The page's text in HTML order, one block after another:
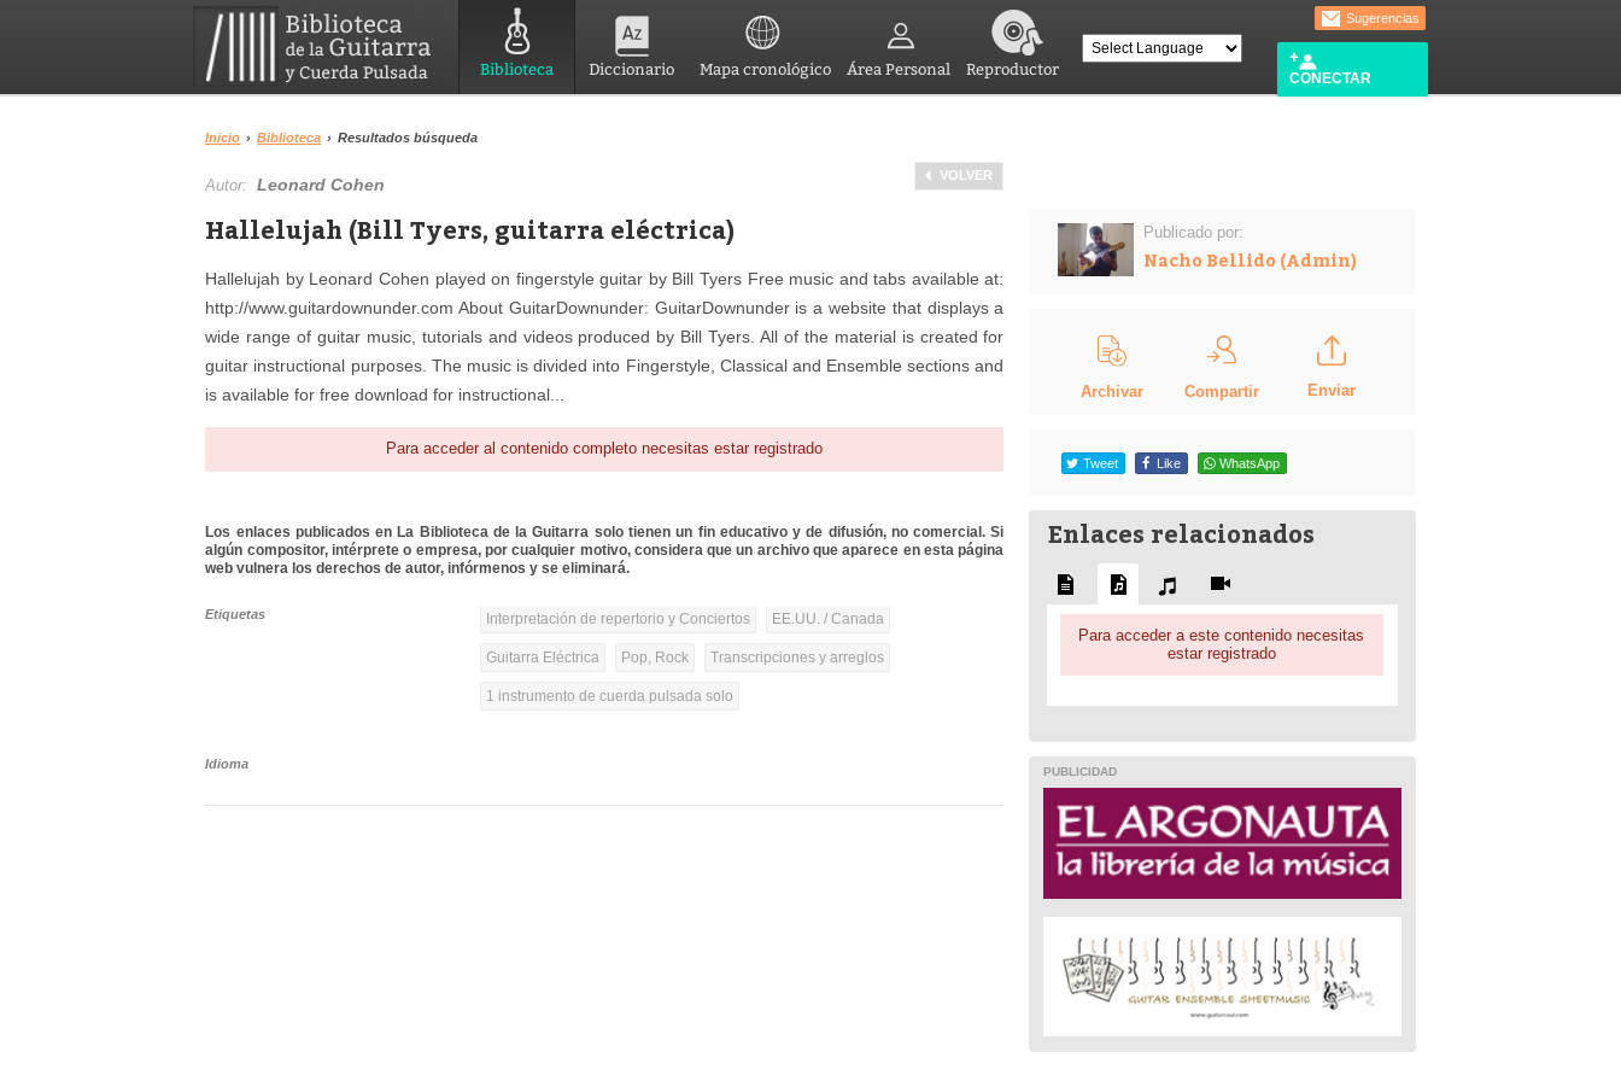
Biblioteca Diccionario Mapa cronológico Área Personal Reproductor
Sugerencias
CONECTAR
Inicio › Biblioteca › Resultados búsqueda
VOLVER
Autor:Leonard Cohen
Hallelujah (Bill Tyers, guitarra eléctrica)
Hallelujah by Leonard Cohen played on fingerstyle guitar by Bill Tyers Free music and tabs available at:
http://www.guitardownunder.com About GuitarDownunder: GuitarDownunder is a website that displays a
wide range of guitar music, tutorials and videos produced by Bill Tyers. All of the material is created for
guitar instructional purposes. The music is divided into Fingerstyle, Classical and Ensemble sections and
is available for free download for instructional...
Para acceder al contenido completo necesitas estar registrado
Los enlaces publicados en La Biblioteca de la Guitarra solo tienen un fin educativo y de difusión, no comercial. Si
algún compositor, intérprete o empresa, por cualquier motivo, considera que un archivo que aparece en esta página
web vulnera los derechos de autor, infórmenos y se eliminará.
Etiquetas Interpretación de repertorio y Conciertos EE.UU. / Canada
Guitarra Eléctrica Pop, Rock Transcripciones y arreglos
1 instrumento de cuerda pulsada solo
Idioma
Publicado por:
Nacho Bellido (Admin)
Archivar Compartir Enviar
Tweet Like WhatsApp
Enlaces relacionados
Para acceder a este contenido necesitas
estar registrado
PUBLICIDAD